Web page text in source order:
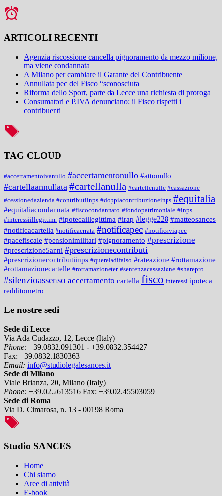
ARTICOLI RECENTI
Agenzia riscossione cancella pignoramento da mezzo milione,
ma viene condannata
A Milano per cambiare il Garante del Contribuente
Annullata pec del Fisco “sconosciuta
Riforma dello Sport, parte da Lecce una richiesta di proroga
Consumatori e P.IVA denunciano: il Fisco rispetti i
contribuenti
TAG CLOUD
#accertamentoivanullo #accertamentonullo #attonullo
#cartellaannullata #cartellanulla #cartellenulle #cassazione
#cessionedazienda #contributiinps #doppiacontribuzioneinps #equitalia
#equitaliacondannata #fiscocondannato #fondopatrimoniale #inps
#interessiillegittimi #ipotecaillegittima #irap #legge228 #matteosances
#notificacartella #notificaerrata #notificapec #notificaviapec
#pacefiscale #pensionimilitari #pignoramento #prescrizione
#prescrizione5anni #prescrizionecontributi
#prescrizionecontributiinps #quereladifalso #rateazione #rottamazione
#rottamazionecartelle #rottamazioneter #sentenzacassazione #sharepro
#silenzioassenso accertamento cartella fisco interessi ipoteca
redditometro
Le nostre sedi
Sede di Lecce
Via Ada Cudazzo, 12, Lecce (Italy)
Phone: +39.0832.091301 - +39.0832.354427
Fax: +39.0832.1830363
Email: info@studiolegalesances.it
Sede di Milano
Viale Brianza, 20, Milano (Italy)
Phone: +39.02.2613516 Fax: +39.02.45503059
Sede di Roma
Via D. Cimarosa, n. 13 - 00198 Roma
Studio SANCES
Home
Chi siamo
Aree di attività
E-book